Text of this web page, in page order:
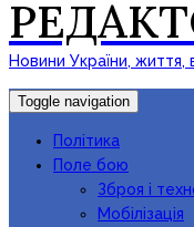
Новини України, життя,
Toggle navigation
Політика
Поле бою
Зброя і
Мобілізація